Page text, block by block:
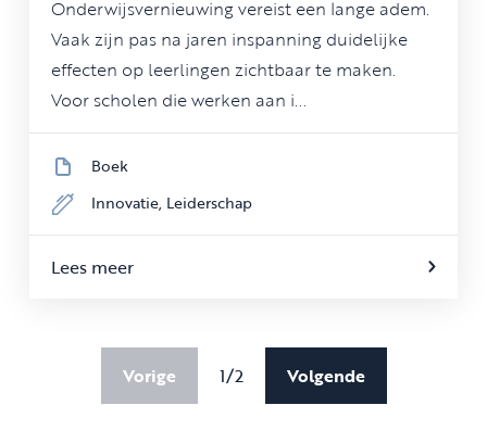
Onderwijsvernieuwing vereist een lange adem.
Vaak zijn pas na jaren inspanning duidelijke
effecten op leerlingen zichtbaar te maken.
Voor scholen die werken aan i...
Boek
Innovatie, Leiderschap
Lees meer
Vorige 1/2 Volgende